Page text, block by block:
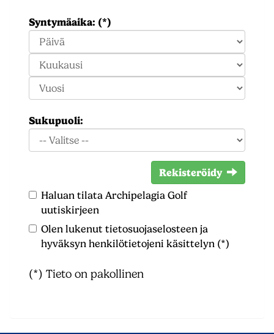
Syntymäaika: (*)
Sukupuoli:
Rekisteröidy
Haluan tilata Archipelagia Golf
uutiskirjeen
Olen lukenut tietosuojaselosteen ja
hyväksyn henkilötietojeni käsittelyn (*)
(*) Tieto on pakollinen